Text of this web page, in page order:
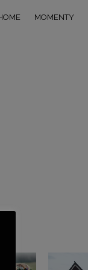
MOMENTY